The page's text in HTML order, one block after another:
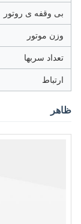
بی وقفه ی روتور
وزن موتور
تعداد سربها
ارتباط
ظاهر